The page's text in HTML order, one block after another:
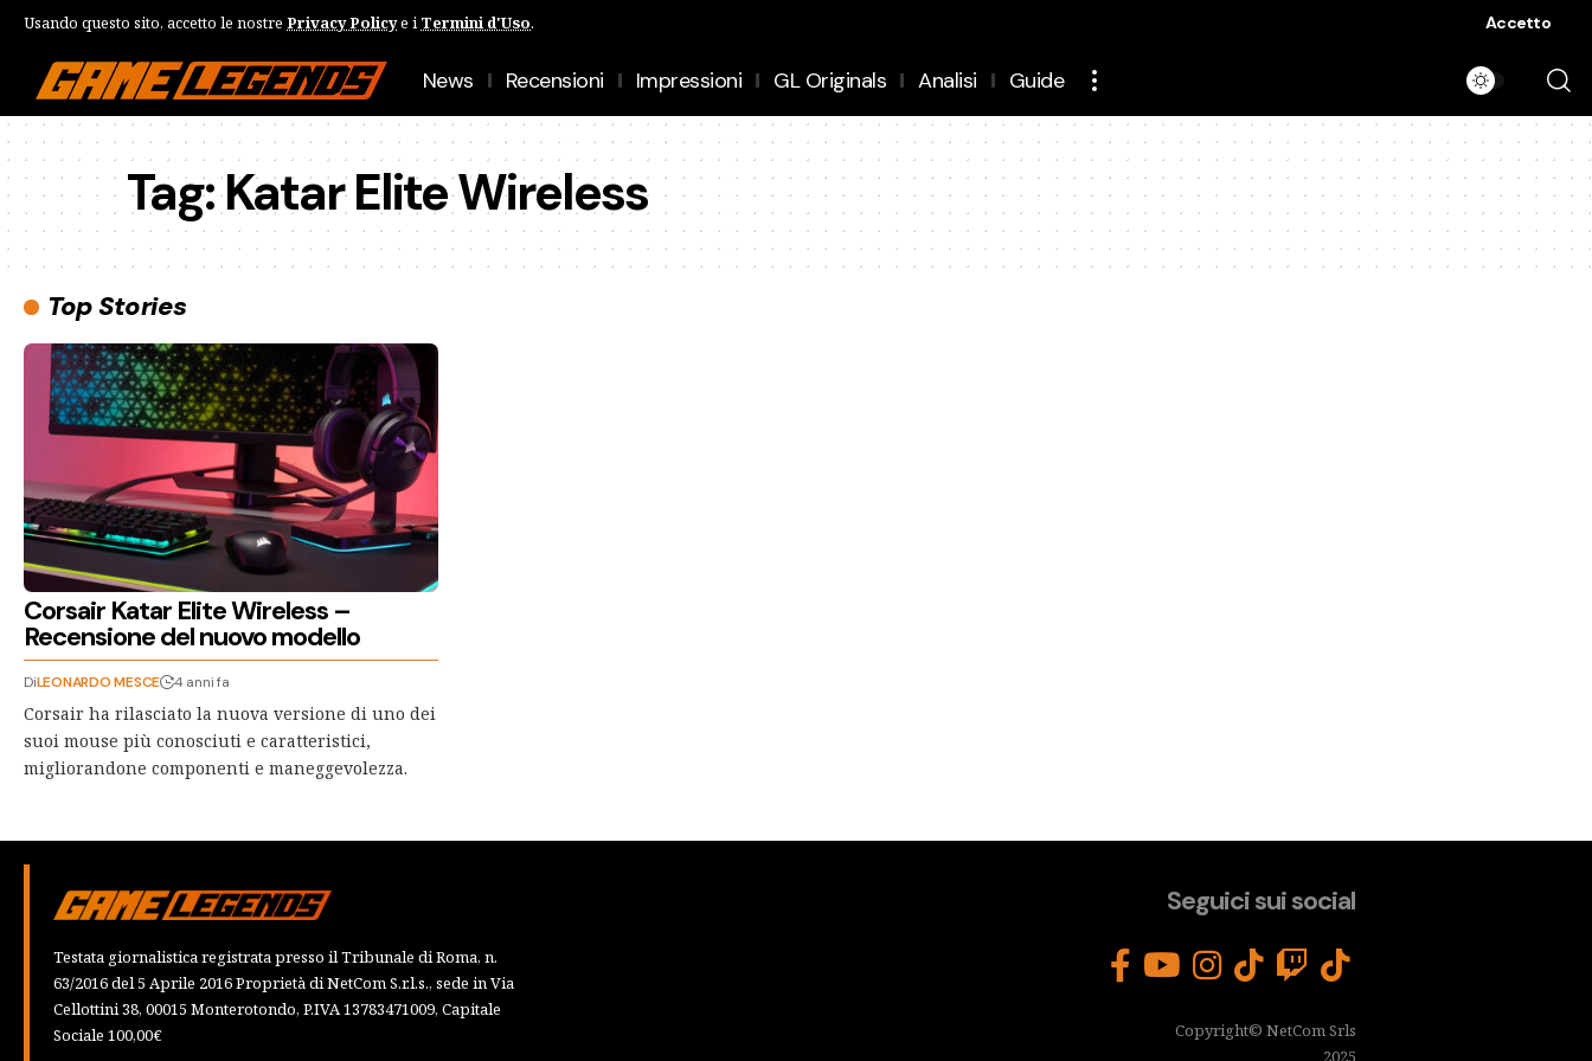
Usando questo sito, accetto le nostre Privacy Policye i Termini d'Uso. Accetto
News Recensioni Impressioni GL Originals Analisi Guide
Tag:Katar Elite Wireless
Top Stories
Corsair Katar Elite Wireless –
Recensione del nuovo modello
DiLEONARDO MESCE 4 anni fa
Corsair ha rilasciato la nuova versione di uno dei
suoi mouse più conosciuti e caratteristici,
migliorandone componenti e maneggevolezza.
Testata giornalistica registrata presso il Tribunale di Roma, n.
63/2016 del 5 Aprile 2016 Proprietà di NetCom S.r.l.s., sede in Via
Cellottini 38, 00015 Monterotondo, P.IVA 13783471009, Capitale
Sociale 100,00€
Seguici sui social
Copyright© NetCom Srls
2025